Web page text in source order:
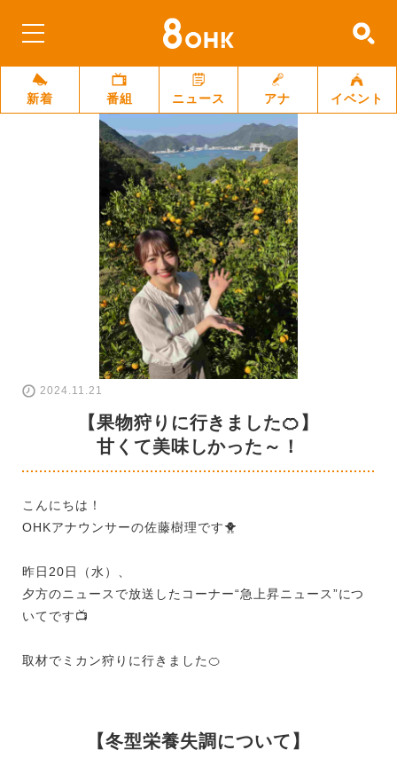
新着 番組 ニュース アナ イベント
2024.11.21
【果物狩りに行きました🍊】
甘くて美味しかった～！
こんにちは！
OHKアナウンサーの佐藤樹理です🐥
昨日 20日（水）、
夕方のニュースで放送したコーナー“急上昇ニュース”につ
いてです📺
取材でミカン狩りに行きました🍊
【冬型栄養失調について】